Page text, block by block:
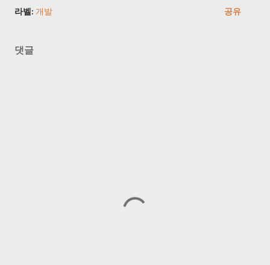
라벨: 개발 공유
댓글